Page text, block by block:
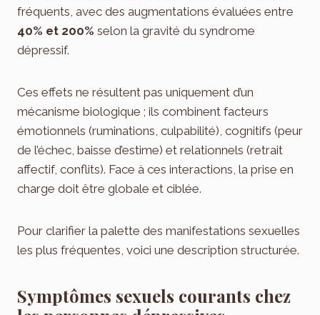
fréquents, avec des augmentations évaluées entre
40% et 200% selon la gravité du syndrome
dépressif.
Ces effets ne résultent pas uniquement d’un
mécanisme biologique ; ils combinent facteurs
émotionnels (ruminations, culpabilité), cognitifs (peur
de l’échec, baisse d’estime) et relationnels (retrait
affectif, conflits). Face à ces interactions, la prise en
charge doit être globale et ciblée.
Pour clarifier la palette des manifestations sexuelles
les plus fréquentes, voici une description structurée.
Symptômes sexuels courants chez